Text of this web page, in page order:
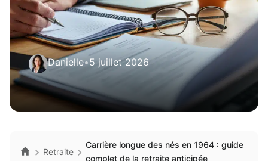
Danielle•5 juillet 2026
Retraite
Carrière longue des nés en 1964 : guide
complet de la retraite anticipée